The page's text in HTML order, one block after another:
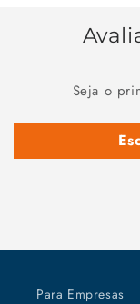
Seja o
Para Empresas